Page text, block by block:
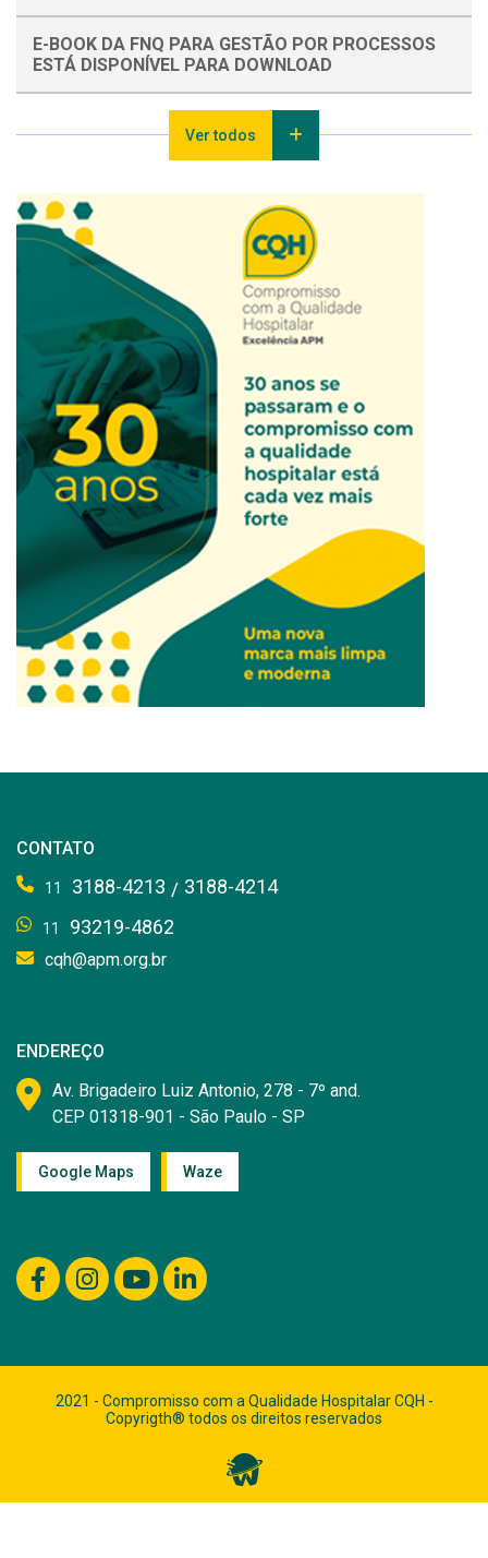
E-BOOK DA FNQ PARA GESTÃO POR PROCESSOS
ESTÁ DISPONÍVEL PARA DOWNLOAD
Ver todos
CONTATO
11 3188-4213 / 3188-4214
11 93219-4862
cqh@apm.org.br
ENDEREÇO
Av. Brigadeiro Luiz Antonio, 278 - 7º and.
CEP 01318-901 - São Paulo - SP
Google Maps Waze
2021 - Compromisso com a Qualidade Hospitalar CQH -
Copyrigth® todos os direitos reservados